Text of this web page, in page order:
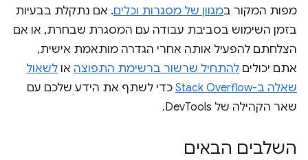
מפות המקור במגוון של מסגרות וכלים. אם נתקלת בבעיות
בזמן השימוש בסביבת עבודה עם המסגרת שבחרת, או אם
הצלחתם להפעיל אותה אחרי הגדרה מותאמת אישית,
אתם יכולים להתחיל שרשור ברשימת התפוצה או לשאול
שאלה ב-Stack Overflow
כדי לשתף את הידע שלכם עם
שאר הקהילה של DevTools.
השלבים הבאים